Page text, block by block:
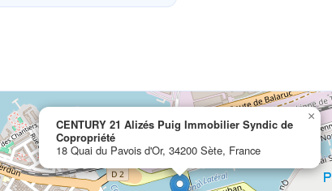
CENTURY 21 Alizés Puig Immobilier Syndic de
Copropriété
18 Quai du Pavois d'Or, 34200 Sète, France
×